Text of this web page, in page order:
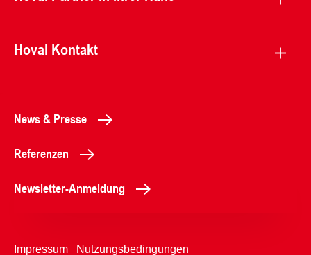
Hoval Kontakt
News & Presse
Referenzen
Newsletter-Anmeldung
Impressum Nutzungsbedingungen